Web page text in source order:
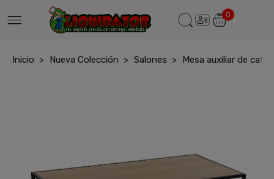
0
Inicio Nueva Colección Salones Mesa auxiliar de cafe